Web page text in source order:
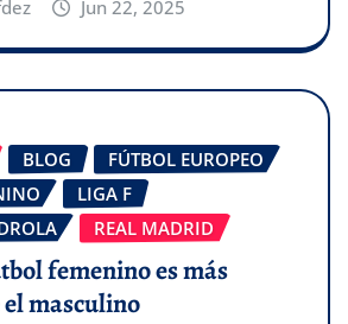
Jun 22, 2025
BLOG
FÚTBOL EUROPEO
LIGA F
REAL MADRID
femenino es más
el masculino